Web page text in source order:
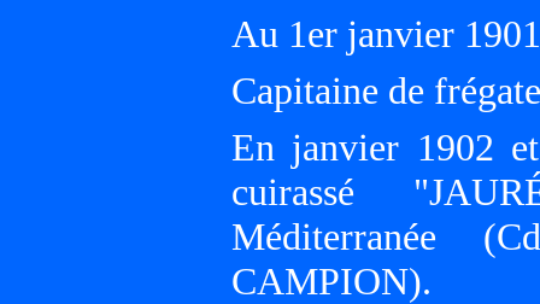
Au 1er janvier
Capitaine de
En janvier 1902
cuirassé
Méditerranée
CAMPION).